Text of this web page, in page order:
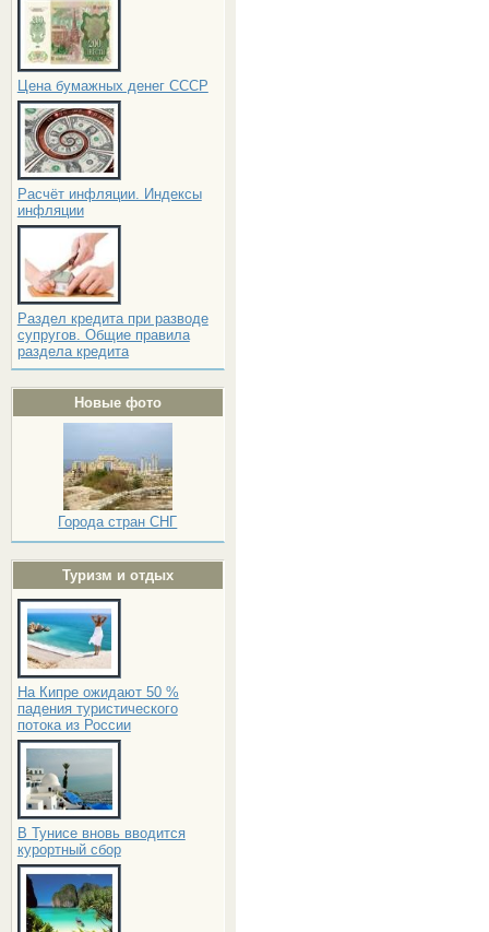
Цена бумажных денег СССР
Расчёт инфляции. Индексы
инфляции
Раздел кредита при разводе
супругов. Общие правила
раздела кредита
Новые фото
Города стран СНГ
Туризм и отдых
На Кипре ожидают 50 %
падения туристического
потока из России
В Тунисе вновь вводится
курортный сбор